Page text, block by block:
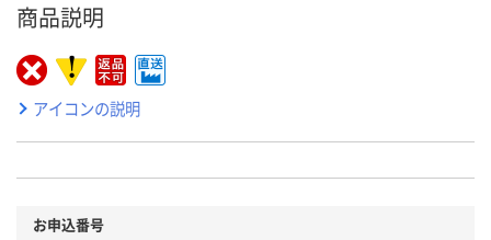
商品説明
アイコンの説明
お申込番号